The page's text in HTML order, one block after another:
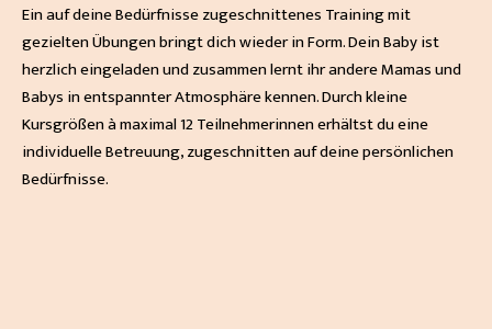
Ein auf deine Bedürfnisse zugeschnittenes Training mit
gezielten Übungen bringt dich wieder in Form. Dein Baby ist
herzlich eingeladen und zusammen lernt ihr andere Mamas und
Babys in entspannter Atmosphäre kennen. Durch kleine
Kursgrößen à maximal 12 Teilnehmerinnen erhältst du eine
individuelle Betreuung, zugeschnitten auf deine persönlichen
Bedürfnisse.